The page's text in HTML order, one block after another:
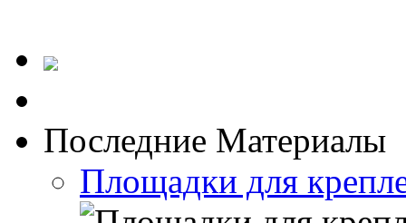
Последние Материалы
Площадки для